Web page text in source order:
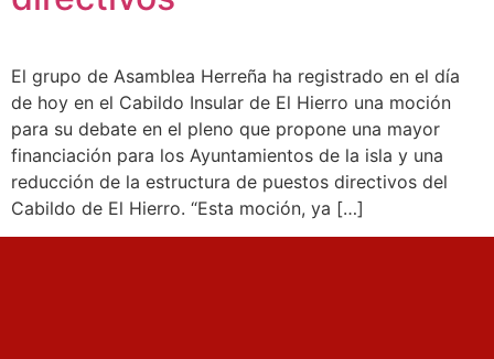
El grupo de Asamblea Herreña ha registrado en el día
de hoy en el Cabildo Insular de El Hierro una moción
para su debate en el pleno que propone una mayor
financiación para los Ayuntamientos de la isla y una
reducción de la estructura de puestos directivos del
Cabildo de El Hierro. “Esta moción, ya […]